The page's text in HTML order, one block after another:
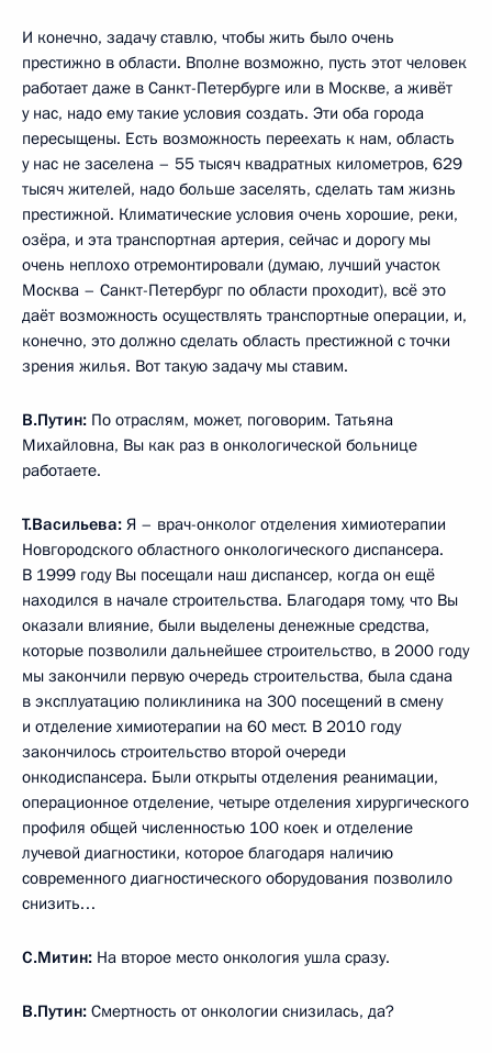
И конечно, задачу ставлю, чтобы жить было очень
престижно в области. Вполне возможно, пусть этот человек
работает даже в Санкт-Петербурге или в Москве, а живёт
у нас, надо ему такие условия создать. Эти оба города
пересыщены. Есть возможность переехать к нам, область
у нас не заселена – 55 тысяч квадратных километров, 629
тысяч жителей, надо больше заселять, сделать там жизнь
престижной. Климатические условия очень хорошие, реки,
озёра, и эта транспортная артерия, сейчас и дорогу мы
очень неплохо отремонтировали (думаю, лучший участок
Москва – Санкт-Петербург по области проходит), всё это
даёт возможность осуществлять транспортные операции, и,
конечно, это должно сделать область престижной с точки
зрения жилья. Вот такую задачу мы ставим.
В.Путин: По отраслям, может, поговорим. Татьяна
Михайловна, Вы как раз в онкологической больнице
работаете.
Т.Васильева: Я – врач-онколог отделения химиотерапии
Новгородского областного онкологического диспансера.
В 1999 году Вы посещали наш диспансер, когда он ещё
находился в начале строительства. Благодаря тому, что Вы
оказали влияние, были выделены денежные средства,
которые позволили дальнейшее строительство, в 2000 году
мы закончили первую очередь строительства, была сдана
в эксплуатацию поликлиника на 300 посещений в смену
и отделение химиотерапии на 60 мест. В 2010 году
закончилось строительство второй очереди
онкодиспансера. Были открыты отделения реанимации,
операционное отделение, четыре отделения хирургического
профиля общей численностью 100 коек и отделение
лучевой диагностики, которое благодаря наличию
современного диагностического оборудования позволило
снизить…
С.Митин: На второе место онкология ушла сразу.
В.Путин: Смертность от онкологии снизилась, да?